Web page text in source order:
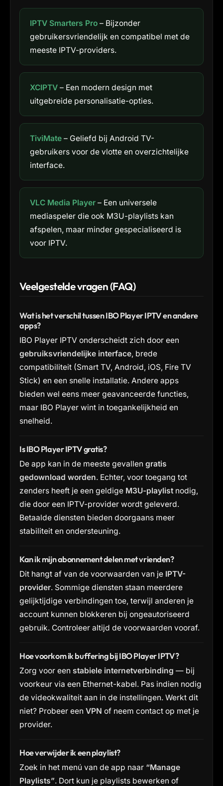
IPTV Smarters Pro – Bijzonder
gebruikersvriendelijk en compatibel met de
meeste IPTV-providers.
XCIPTV – Een modern design met
uitgebreide personalisatie-opties.
TiviMate – Geliefd bij Android TV-
gebruikers voor de vlotte en overzichtelijke
interface.
VLC Media Player – Een universele
mediaspeler die ook M3U-playlists kan
afspelen, maar minder gespecialiseerd is
voor IPTV.
Veelgestelde vragen (FAQ)
Wat is het verschil tussen IBO Player IPTV en andere
apps?
IBO Player IPTV onderscheidt zich door een
gebruiksvriendelijke interface, brede
compatibiliteit (Smart TV, Android, iOS, Fire TV
Stick) en een snelle installatie. Andere apps
bieden wel eens meer geavanceerde functies,
maar IBO Player wint in toegankelijkheid en
snelheid.
Is IBO Player IPTV gratis?
De app kan in de meeste gevallen gratis
gedownload worden. Echter, voor toegang tot
zenders heeft je een geldige M3U-playlist nodig,
die door een IPTV-provider wordt geleverd.
Betaalde diensten bieden doorgaans meer
stabiliteit en ondersteuning.
Kan ik mijn abonnement delen met vrienden?
Dit hangt af van de voorwaarden van je IPTV-
provider. Sommige diensten staan meerdere
gelijktijdige verbindingen toe, terwijl anderen je
account kunnen blokkeren bij ongeautoriseerd
gebruik. Controleer altijd de voorwaarden vooraf.
Hoe voorkom ik buffering bij IBO Player IPTV?
Zorg voor een stabiele internetverbinding — bij
voorkeur via een Ethernet-kabel. Pas indien nodig
de videokwaliteit aan in de instellingen. Werkt dit
niet? Probeer een VPN of neem contact op met je
provider.
Hoe verwijder ik een playlist?
Zoek in het menú van de app naar “Manage
Playlists”. Dort kun je playlists bewerken of